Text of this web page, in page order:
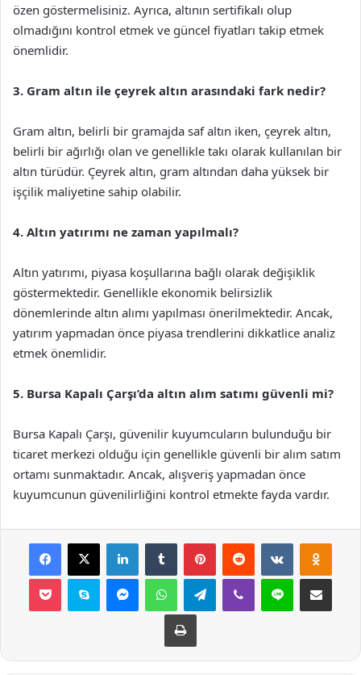
özen göstermelisiniz. Ayrıca, altının sertifikalı olup
olmadığını kontrol etmek ve güncel fiyatları takip etmek
önemlidir.
3. Gram altın ile çeyrek altın arasındaki fark nedir?
Gram altın, belirli bir gramajda saf altın iken, çeyrek altın,
belirli bir ağırlığı olan ve genellikle takı olarak kullanılan bir
altın türüdür. Çeyrek altın, gram altından daha yüksek bir
işçilik maliyetine sahip olabilir.
4. Altın yatırımı ne zaman yapılmalı?
Altın yatırımı, piyasa koşullarına bağlı olarak değişiklik
göstermektedir. Genellikle ekonomik belirsizlik
dönemlerinde altın alımı yapılması önerilmektedir. Ancak,
yatırım yapmadan önce piyasa trendlerini dikkatlice analiz
etmek önemlidir.
5. Bursa Kapalı Çarşı’da altın alım satımı güvenli mi?
Bursa Kapalı Çarşı, güvenilir kuyumcuların bulunduğu bir
ticaret merkezi olduğu için genellikle güvenli bir alım satım
ortamı sunmaktadır. Ancak, alışveriş yapmadan önce
kuyumcunun güvenilirliğini kontrol etmekte fayda vardır.
Facebook
X LinkedInTumblr PinterestReddit VKontakte
Pocket Skype MessengerWhatsAppTelegramViber Line E-Posta ile
Yazdır